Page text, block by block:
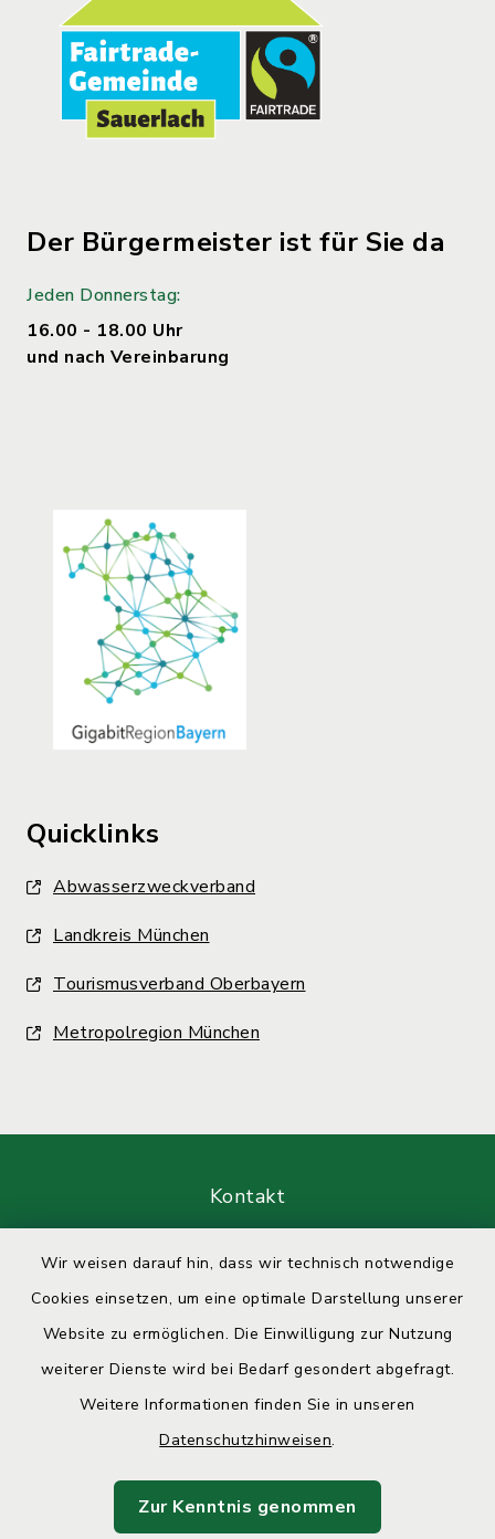
Wir weisen darauf hin, dass wir technisch notwendige
Cookies einsetzen, um eine optimale Darstellung unserer
Website zu ermöglichen. Die Einwilligung zur Nutzung
weiterer Dienste wird bei Bedarf gesondert abgefragt.
Weitere Informationen finden Sie in unseren
Datenschutzhinweisen.
Zur Kenntnis genommen
Der Bürgermeister ist für Sie da
Jeden Donnerstag:
16.00 - 18.00 Uhr
und nach Vereinbarung
Quicklinks
Abwasserzweckverband
Landkreis München
Tourismusverband Oberbayern
Metropolregion München
Kontakt
Barrierefreiheit
Datenschutz
Impressum
Cookie-Einstellungen